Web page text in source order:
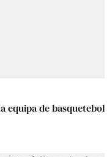
equipa de basquetebol